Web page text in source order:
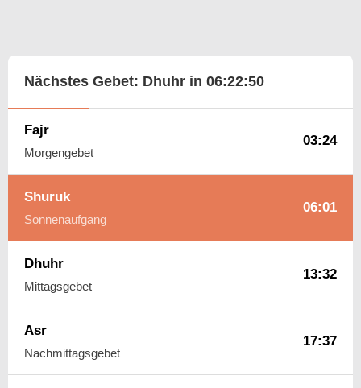
Nächstes Gebet: Dhuhr in 06:22:49
Fajr
Morgengebet
03:24
Shuruk
Sonnenaufgang
06:01
Dhuhr
Mittagsgebet
13:32
Asr
Nachmittagsgebet
17:37